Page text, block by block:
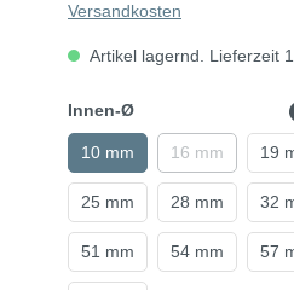
Versandkosten
Artikel lagernd. Lieferzeit
Innen-Ø
10 mm 16 mm 19
25 mm 28 mm 32
51 mm 54 mm 57